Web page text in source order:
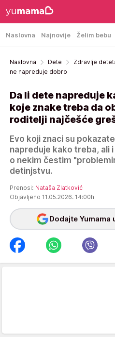
Naslovna Najnovije Želim bebu
Naslovna Dete Zdravlje
ne napreduje dobro
Da li dete napreduje
koje znake treba da
roditelji najčešće
Evo koji znaci su
napreduje kako treba, ali
o nekim čestim
detinjstvu.
Prenosi: Nataša Zlatković
Objavljeno 11.05.2026. 14:00h
Dodajte Yumama